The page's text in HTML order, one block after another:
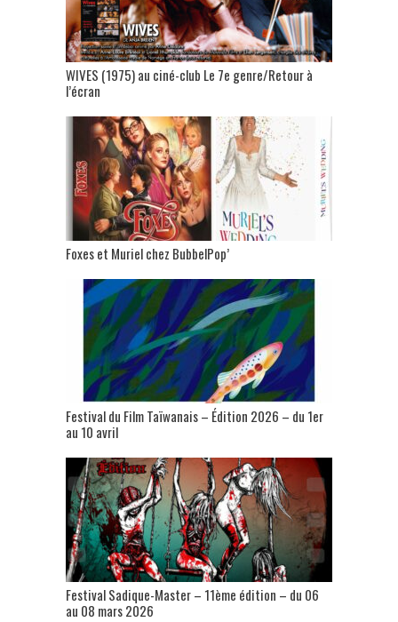
WIVES (1975) au ciné-club Le 7e genre/Retour à
l’écran
Foxes et Muriel chez BubbelPop’
Festival du Film Taïwanais – Édition 2026 – du 1er
au 10 avril
Festival Sadique-Master – 11ème édition – du 06
au 08 mars 2026